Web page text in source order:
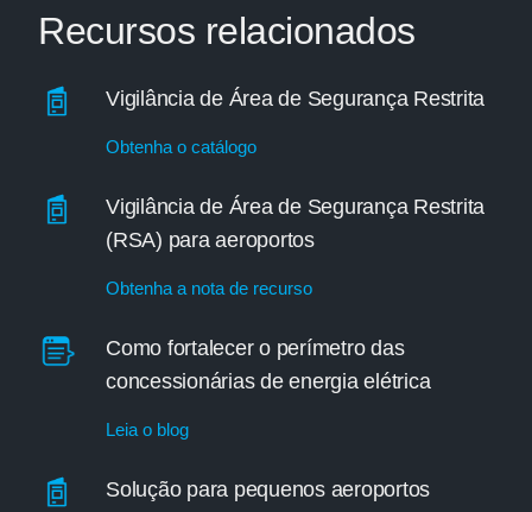
Recursos relacionados
Vigilância de Área de Segurança Restrita
Obtenha o catálogo
Vigilância de Área de Segurança Restrita
(RSA) para aeroportos
Obtenha a nota de recurso
Como fortalecer o perímetro das
concessionárias de energia elétrica
Leia o blog
Solução para pequenos aeroportos